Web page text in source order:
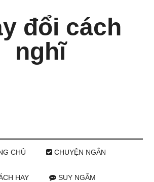
đổi cách
nghĩ
CHỦ CHUYỆN NGẮN
HAY SUY NGẪM